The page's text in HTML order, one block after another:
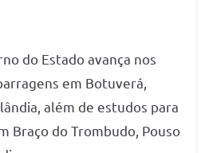
do Estado avança nos
em Botuverá,
além de estudos para
Braço do Trombudo, Pouso